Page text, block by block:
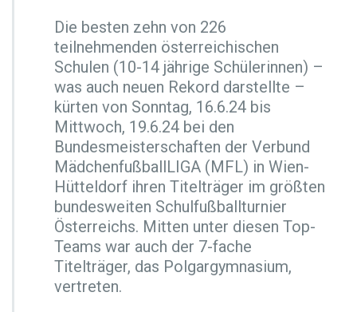
g
a
r
r
l
s:
V
i
e
e
Die besten zehn von 226
teilnehmenden österreichischen
Schulen (10-14 jährige Schülerinnen) –
was auch neuen Rekord darstellte –
kürten von Sonntag, 16.6.24 bis
Mittwoch, 19.6.24 bei den
Bundesmeisterschaften der Verbund
MädchenfußballLIGA (MFL) in Wien-
Hütteldorf ihren Titelträger im größten
bundesweiten Schulfußballturnier
Österreichs. Mitten unter diesen Top-
Teams war auch der 7-fache
Titelträger, das Polgargymnasium,
vertreten.